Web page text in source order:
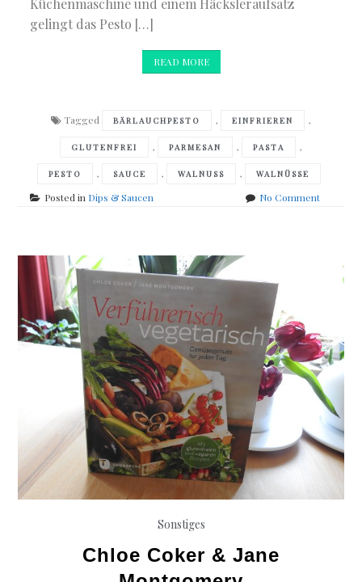
Küchenmaschine und einem Häcksleraufsatz
gelingt das Pesto […]
READ MORE
Tagged BÄRLAUCHPESTO , EINFRIEREN ,
GLUTENFREI , PARMESAN , PASTA ,
PESTO , SAUCE , WALNUSS , WALNÜSSE
Posted in Dips & Saucen No Commenton
Sonstiges
Chloe Coker & Jane